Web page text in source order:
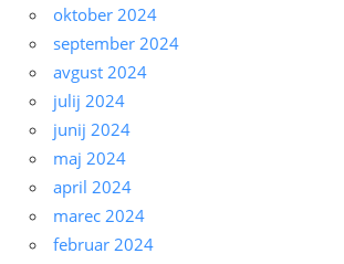
oktober 2024
september 2024
avgust 2024
julij 2024
junij 2024
maj 2024
april 2024
marec 2024
februar 2024